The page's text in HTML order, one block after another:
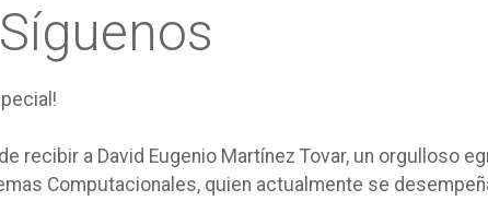
Síguenos
recibir a David Eugenio Martínez Tovar, un orgulloso
Computacionales, quien actualmente se